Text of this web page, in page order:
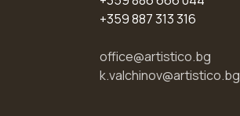
+359 887 313 316
office@artistico.bg
k.valchinov@artistico.bg